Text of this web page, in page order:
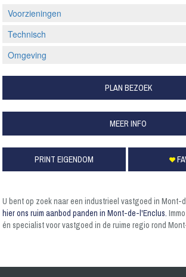
Voorzieningen
Technisch
Omgeving
PLAN BEZOEK
MEER INFO
PRINT EIGENDOM
U bent op zoek naar een industrieel vastgoed in
hier ons ruim aanbod panden in Mont-de-l'Enclus.
én specialist voor vastgoed in de ruime regio rond